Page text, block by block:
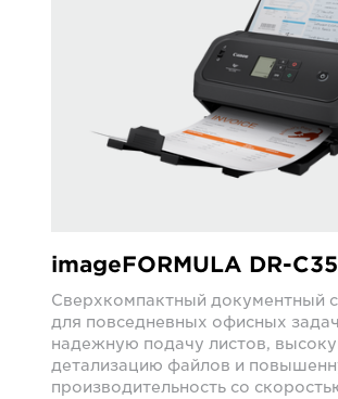
imageFORMULA DR-
Сверхкомпактный документный
для повседневных офисных
надежную подачу листов,
детализацию файлов и
производительность со